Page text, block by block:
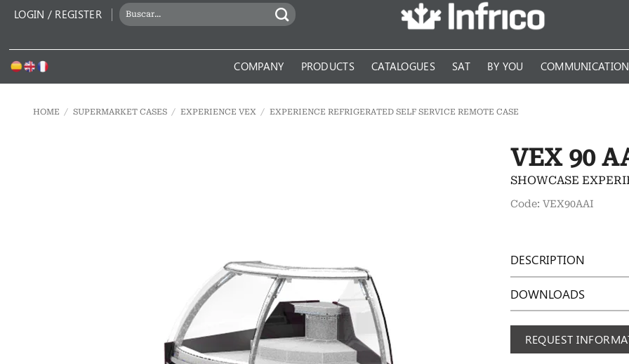
LOGIN / REGISTER
SEARCH
FOR:
COMPANY PRODUCTS CATALOGUES SAT BY YOU COMMUNICATION
HOME / SUPERMARKET CASES / EXPERIENCE VEX / EXPERIENCE REFRIGERATED SELF SERVICE REMOTE CASE
VEX 90
SHOWCASE
Code: VEX90AAI
DESCRIPTION
DOWNLOADS
REQUEST